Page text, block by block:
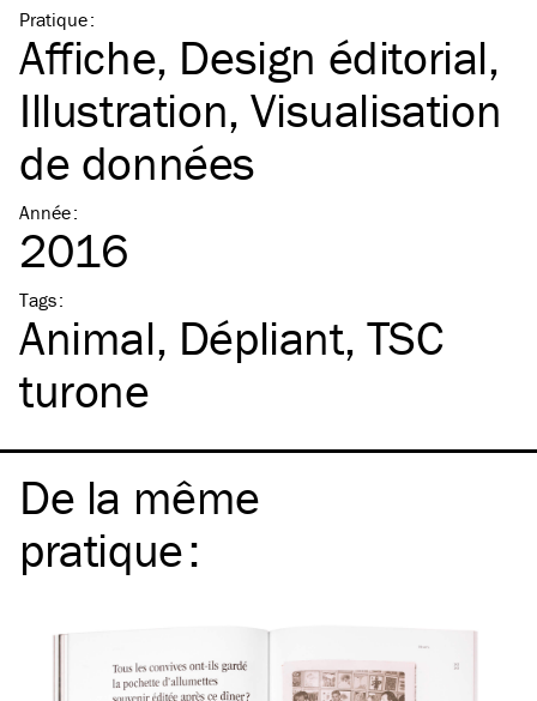
Pratique:
Affiche Design éditorial
Illustration Visualisation
de données
Année:
2016
Tags:
Animal Dépliant TSC
turone
De la même
pratique: